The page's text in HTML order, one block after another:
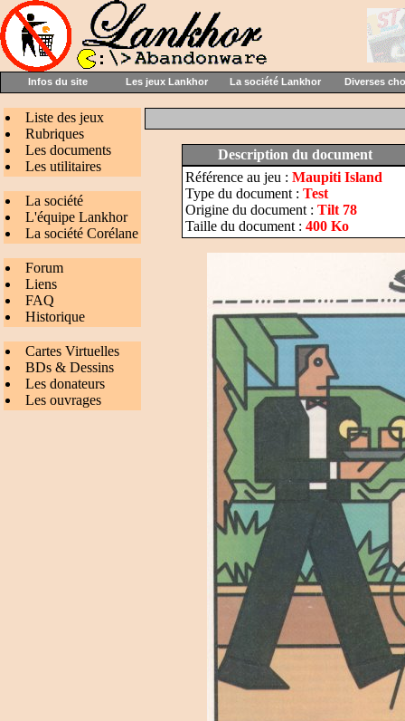
Infos du site Les jeux Lankhor La société Lankhor Diverses
Liste des jeux
Rubriques
Les documents
Les utilitaires
La société
L'équipe Lankhor
La société Corélane
Forum
Liens
FAQ
Historique
Cartes Virtuelles
BDs & Dessins
Les donateurs
Les ouvrages
Description du document
Référence au jeu : Maupiti Island
Type du document : Test
Origine du document : Tilt 78
Taille du document : 400 Ko